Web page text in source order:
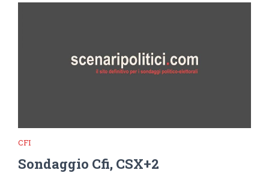
CFI
Sondaggio Cfi, CSX+2